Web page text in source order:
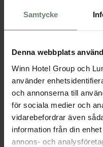
Samtycke
Denna webbplats
Winn Hotel Group och
använder
och annonserna till
för sociala medier och
vidarebefordrar även
information från din
annons- och
Sjöråsleden, 4 km
Leden börjas gärna vid
många olika konstverk
mesta av naturmaterial
omsorg. Du fortsätter
och längs ån där du
åtminstone deras flitiga
på för att njuta av
längs stigen.